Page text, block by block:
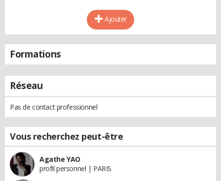
Ajouter
Formations
Réseau
Pas de contact professionnel
Vous recherchez peut-être
Agathe YAO
profil personnel | PARIS